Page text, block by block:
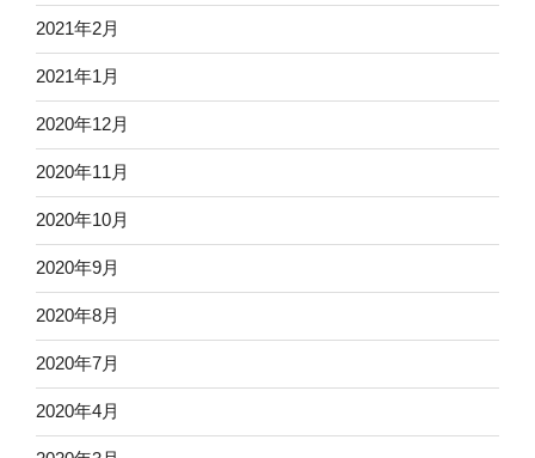
2021年2月
2021年1月
2020年12月
2020年11月
2020年10月
2020年9月
2020年8月
2020年7月
2020年4月